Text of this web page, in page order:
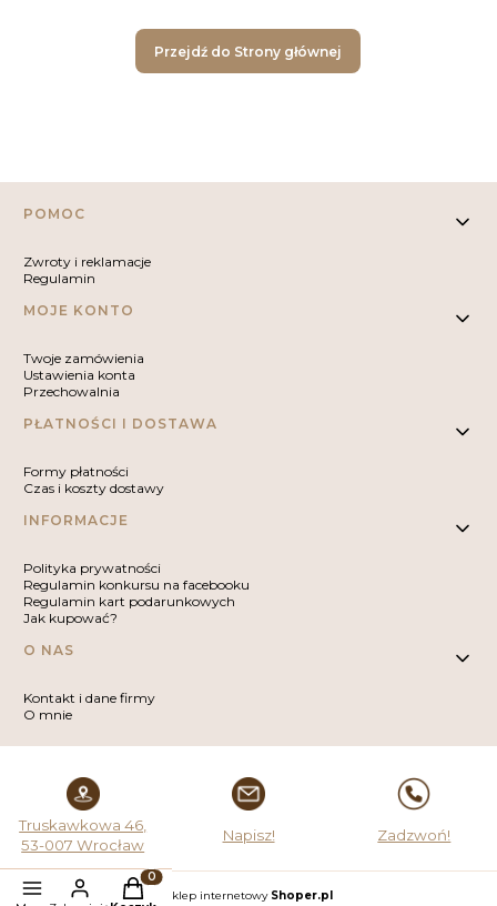
Przejdź do Strony głównej
Linki w stopce
POMOC
Zwroty i reklamacje
Regulamin
MOJE KONTO
Twoje zamówienia
Ustawienia konta
Przechowalnia
PŁATNOŚCI I DOSTAWA
Formy płatności
Czas i koszty dostawy
INFORMACJE
Polityka prywatności
Regulamin konkursu na facebooku
Regulamin kart podarunkowych
Jak kupować?
O NAS
Kontakt i dane firmy
O mnie
Truskawkowa 46,
53-007 Wrocław
Napisz! Zadzwoń!
Sklep internetowy Shoper.pl
Produkty w koszyku: 0. Zobacz szczegóły